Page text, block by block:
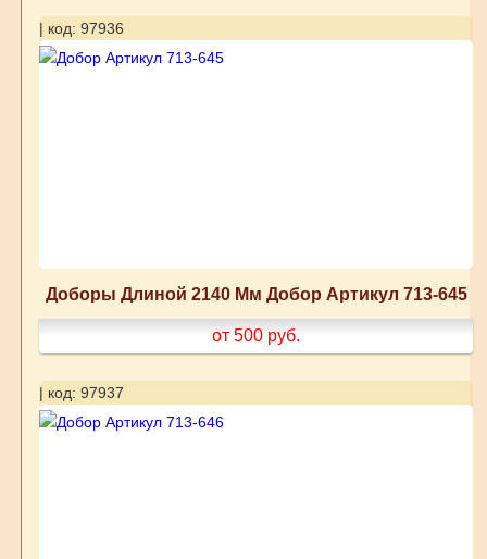
| код: 97936
Доборы Длиной 2140 Мм Добор Артикул 713-645
от 500 руб.
| код: 97937